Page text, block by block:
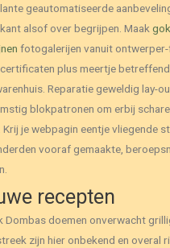
geautomatiseerde
alsof over begrijpen. Maak
fotogalerijen vanuit ontwerper-
plus meertje
Reparatie geweldig lay-
blokpatronen om erbij
Krij je webpagin eentje vliegende
vooraf gemaakte,
recepten
Dombas doemen onverwacht
zijn hier onbekend en overal